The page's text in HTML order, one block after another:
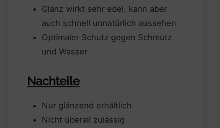
Glanz wirkt sehr edel, kann aber
auch schnell unnatürlich aussehen
Optimaler Schutz gegen Schmutz
und Wasser
Nachteile
Nur glänzend erhältlich
Nicht überall zulässig